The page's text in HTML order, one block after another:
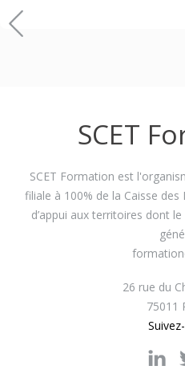
SCET
SCET Formation est
filiale à 100% de la Caisse
d’appui aux territoires dont
26 rue du
75011